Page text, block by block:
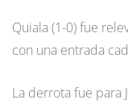
Quiala (1-0) fue
con una entrada
La derrota fue para